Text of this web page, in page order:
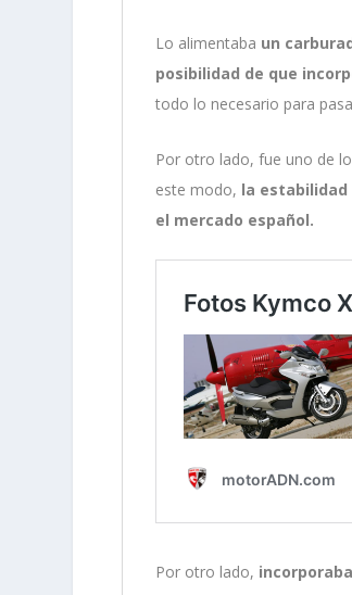
Lo alimentaba un
posibilidad de que
todo lo necesario para
Por otro lado, fue uno de
este modo, la
el mercado español.
Por otro lado,